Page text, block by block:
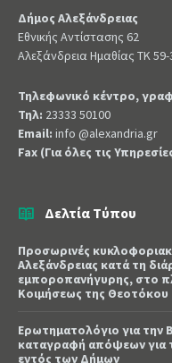
Δήμος Αλεξάνδρειας
Εθνικής Αντίστασης 62
Αλεξάνδρεια Ημαθίας ΤΚ 59-
Τηλεφωνικό κέντρο,
Τηλ: 23333 50100
Email: info @alexandria.gr
Fax (Για όλες τις
Δελτία Τύπου
Προσωρινές
Αλεξάνδρειας κατά τη
εμποροπανήγυρης, στο
Κοιμήσεως της Θεοτόκου
Ερωτηματολόγιο για την
καταγραφή απόψεων για
εντός των Δήμων